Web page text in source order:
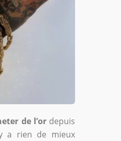
de l’ordepuis
a rien de mieux